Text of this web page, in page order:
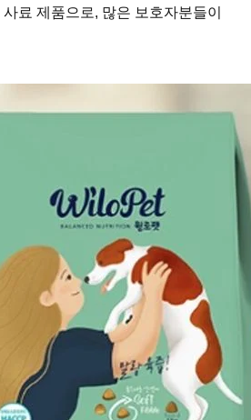
료 제품으로, 많은 보호자분들이